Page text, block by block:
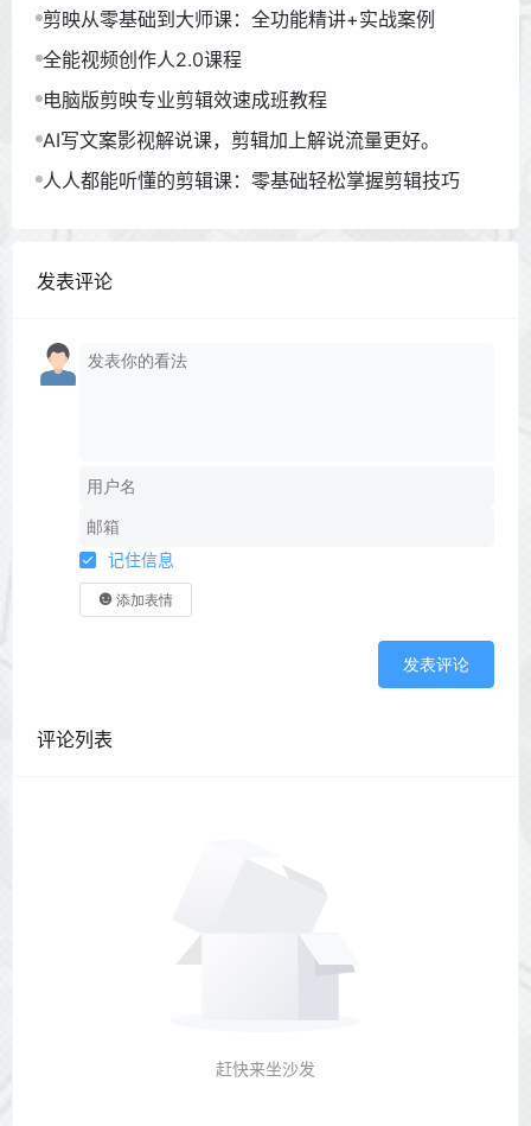
剪映从零基础到大师课：全功能精讲+实战案例
全能视频创作人2.0课程
电脑版剪映专业剪辑效速成班教程
AI写文案影视解说课，剪辑加上解说流量更好。
人人都能听懂的剪辑课：零基础轻松掌握剪辑技巧
发表评论
记住信息
添加表情
发表评论
评论列表
赶快来坐沙发